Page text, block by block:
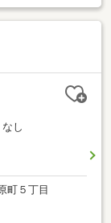
なし
町５丁目